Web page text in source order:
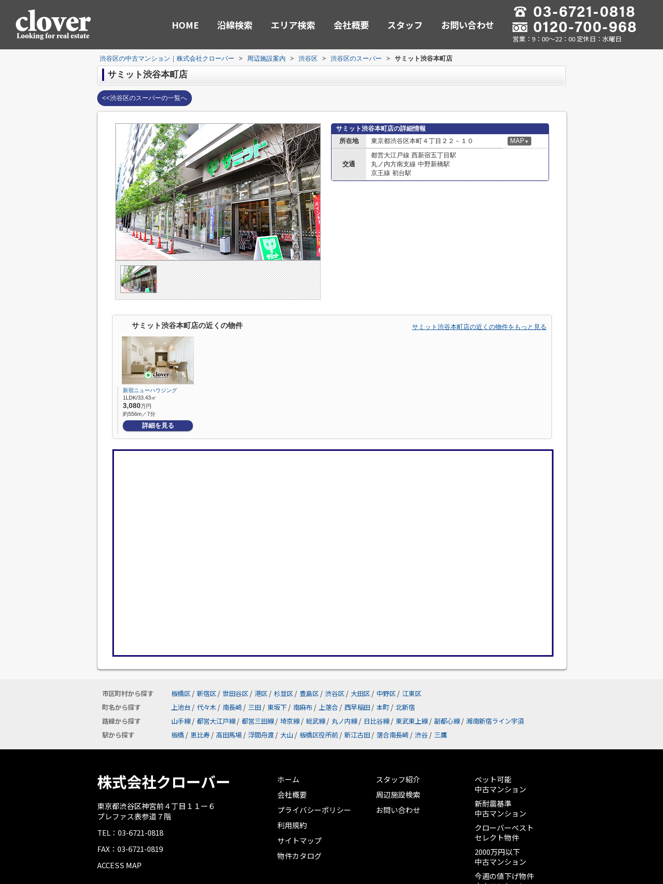
HOME 沿線検索 エリア検索 会社概要 スタッフ お問い合わせ
営業：9：00～22：00 定休日：水曜日
渋谷区の中古マンション｜株式会社クローバー > 周辺施設案内 > 渋谷区 > 渋谷区のスーパー > サミット渋谷本町店
サミット渋谷本町店
<<渋谷区のスーパーの一覧へ
サミット渋谷本町店の詳細情報
所在地
東京都渋谷区本町４丁目２２－１０ MAP ▼
交通
都営大江戸線 西新宿五丁目駅
丸ノ内方南支線 中野新橋駅
京王線 初台駅
サミット渋谷本町店の近くの物件 サミット渋谷本町店の近くの物件をもっと見る
新宿ニューハウジング
1LDK/33.43㎡
3,080万円
約556m／7分
詳細を見る
市区町村から探す 板橋区 / 新宿区 / 世田谷区 / 港区 / 杉並区 / 豊島区 / 渋谷区 / 大田区 / 中野区 / 江東区
町名から探す
上池台 / 代々木 / 南長崎 / 三田 / 東坂下 / 南麻布 / 上落合 / 西早稲田 / 本町 / 北新宿
路線から探す
山手線 / 都営大江戸線 / 都営三田線 / 埼京線 / 総武線 / 丸ノ内線 / 日比谷線 / 東武東上線 / 副都心線 / 湘南新宿ライン宇須
駅から探す
板橋 / 恵比寿 / 高田馬場 / 浮間舟渡 / 大山 / 板橋区役所前 / 新江古田 / 落合南長崎 / 渋谷 / 三鷹
株式会社クローバー
東京都渋谷区神宮前４丁目１１ー６
プレファス表参道７階
TEL：03-6721-0818
FAX：03-6721-0819
ACCESS MAP
ホーム
会社概要
プライバシーポリシー
利用規約
サイトマップ
物件カタログ
スタッフ紹介
周辺施設検索
お問い合わせ
ペット可能
中古マンション
新耐震基準
中古マンション
クローバーベスト
セレクト物件
2000万円以下
中古マンション
今週の値下げ物件